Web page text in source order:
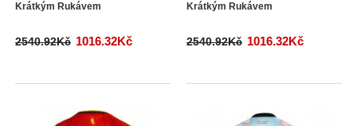
Krátkým Rukávem
2540.92Kč 1016.32Kč
Krátkým Rukávem
2540.92Kč 1016.32Kč